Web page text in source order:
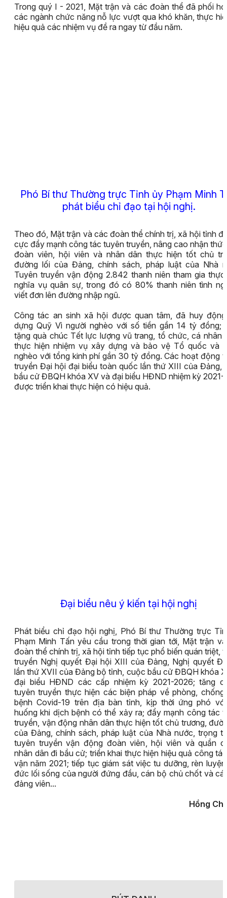
Trong quý I - 2021, Mặt trận và các đoàn thể đã phối
các ngành chức năng nỗ lực vượt qua khó khăn, thực
hiệu quả các nhiệm vụ đề ra ngay từ đầu năm.
Phó Bí thư Thường trực Tỉnh ủy Phạm Minh
phát biểu chỉ đạo tại hội nghị.
Theo đó, Mặt trận và các đoàn thể chính trị, xã hội tỉnh
cực đẩy mạnh công tác tuyên truyền, nâng cao nhận
đoàn viên, hội viên và nhân dân thực hiện tốt chủ
đường lối của Đảng, chính sách, pháp luật của Nhà
Tuyên truyền vận động 2.842 thanh niên tham gia thực
nghĩa vụ quân sự, trong đó có 80% thanh niên tình
viết đơn lên đường nhập ngũ.
Công tác an sinh xã hội được quan tâm, đã huy
dựng Quỹ Vì người nghèo với số tiền gần 14 tỷ đồng;
tặng quà chúc Tết lực lượng vũ trang, tổ chức, cá nhân
thực hiện nhiệm vụ xây dựng và bảo vệ Tổ quốc và
nghèo với tổng kinh phí gần 30 tỷ đồng. Các hoạt động
truyền Đại hội đại biểu toàn quốc lần thứ XIII của Đảng,
bầu cử ĐBQH khóa XV và đại biểu HĐND nhiệm kỳ 2021-
được triển khai thực hiện có hiệu quả.
Đại biểu nêu ý kiến tại hội nghị
Phát biểu chỉ đạo hội nghị, Phó Bí thư Thường trực
Phạm Minh Tấn yêu cầu trong thời gian tới, Mặt trận
đoàn thể chính trị, xã hội tỉnh tiếp tục phổ biến quán triệt,
truyền Nghị quyết Đại hội XIII của Đảng, Nghị quyết
lần thứ XVII của Đảng bộ tỉnh, cuộc bầu cử ĐBQH khóa
đại biểu HĐND các cấp nhiệm kỳ 2021-2026; tăng
tuyên truyền thực hiện các biện pháp về phòng, chống
bệnh Covid-19 trên địa bàn tỉnh, kịp thời ứng phó
huống khi dịch bệnh có thể xảy ra; đẩy mạnh công tác
truyền, vận động nhân dân thực hiện tốt chủ trương,
của Đảng, chính sách, pháp luật của Nhà nước, trọng
tuyên truyền vận động đoàn viên, hội viên và quần
nhân dân đi bầu cử; triển khai thực hiện hiệu quả công
vận năm 2021; tiếp tục giám sát việc tu dưỡng, rèn
đức lối sống của người đứng đầu, cán bộ chủ chốt và
đảng viên...
Hồng